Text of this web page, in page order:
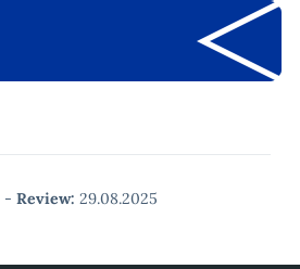
- Review: 29.08.2025